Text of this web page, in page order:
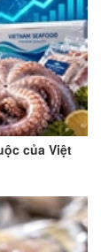
của Việt